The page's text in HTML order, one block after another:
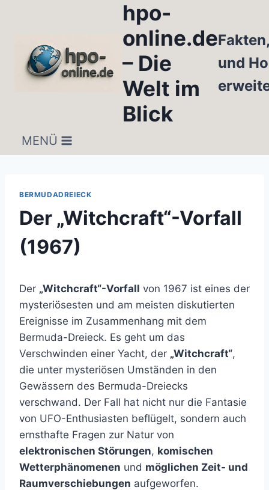
hpo-
online.de
– Die
Welt im
Blick
und
MENÜ
BERMUDADREIECK
Der „Witchcraft“-Vorfall
(1967)
Der „Witchcraft“-Vorfall von 1967 ist eines der
mysteriösesten und am meisten diskutierten
Ereignisse im Zusammenhang mit dem
Bermuda-Dreieck. Es geht um das
Verschwinden einer Yacht, der „Witchcraft“,
die unter mysteriösen Umständen in den
Gewässern des Bermuda-Dreiecks
verschwand. Der Fall hat nicht nur die Fantasie
von UFO-Enthusiasten beflügelt, sondern auch
ernsthafte Fragen zur Natur von
elektronischen Störungen, komischen
Wetterphänomenen und möglichen Zeit- und
Raumverschiebungen aufgeworfen.